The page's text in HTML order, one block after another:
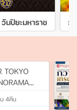
วันปิยะมหาราช วั
TOKYO
4คืน